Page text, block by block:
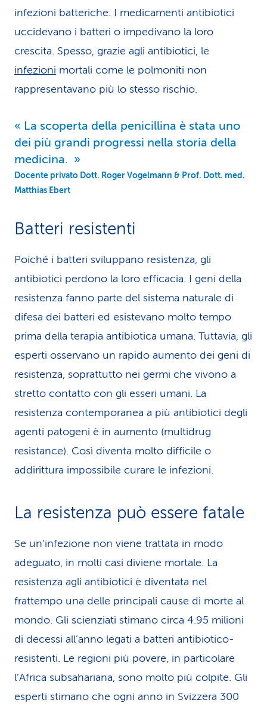
infezioni batteriche. I medicamenti antibiotici
uccidevano i batteri o impedivano la loro
crescita. Spesso, grazie agli anti­biotici, le
infezioni mortali come le polmo­niti non
rappresentavano più lo stesso rischio.
La scoperta della penicillina è stata uno
dei più grandi progressi nella storia della
medicina.
Docente privato Dott. Roger Vogelmann & Prof. Dott. med.
Matthias Ebert
Batteri resistenti
Poiché i batteri sviluppano resistenza, gli
antibiotici perdono la loro efficacia. I geni della
resistenza fanno parte del sistema naturale di
difesa dei batteri ed esistevano molto tempo
prima della terapia antibiotica umana. Tuttavia, gli
esperti osservano un rapido aumento dei geni di
resistenza, soprattutto nei germi che vivono a
stretto contatto con gli esseri umani. La
resistenza contemporanea a più antibiotici degli
agenti patogeni è in aumento (multidrug
resistance). Così diventa molto difficile o
addirittura impossibile curare le infezioni.
La resistenza può essere fatale
Se un’infezione non viene trattata in modo
adeguato, in molti casi diviene mortale. La
resistenza agli antibiotici è diventata nel
frattempo una delle principali cause di morte al
mondo. Gli scienziati stimano circa 4.95 milioni
di decessi all’anno legati a batteri antibiotico-
resistenti. Le regioni più povere, in particolare
l’Africa subsahariana, sono molto più colpite. Gli
esperti stimano che ogni anno in Svizzera 300